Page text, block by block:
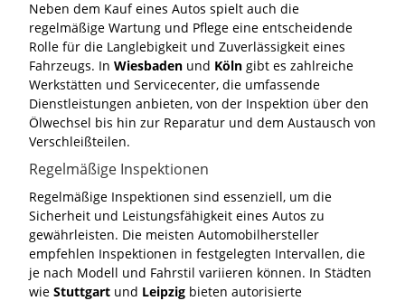
Neben dem Kauf eines Autos spielt auch die
regelmäßige Wartung und Pflege eine entscheidende
Rolle für die Langlebigkeit und Zuverlässigkeit eines
Fahrzeugs. In Wiesbaden und Köln gibt es zahlreiche
Werkstätten und Servicecenter, die umfassende
Dienstleistungen anbieten, von der Inspektion über den
Ölwechsel bis hin zur Reparatur und dem Austausch von
Verschleißteilen.
Regelmäßige Inspektionen
Regelmäßige Inspektionen sind essenziell, um die
Sicherheit und Leistungsfähigkeit eines Autos zu
gewährleisten. Die meisten Automobilhersteller
empfehlen Inspektionen in festgelegten Intervallen, die
je nach Modell und Fahrstil variieren können. In Städten
wie Stuttgart und Leipzig bieten autorisierte